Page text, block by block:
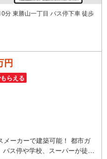
分 東勝山一丁目 バス停下車 徒歩
円
らえる
メーカーで建築可能！ 都市ガ
ス停や学校、スーパーが徒歩